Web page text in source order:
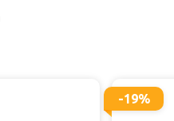
-19%